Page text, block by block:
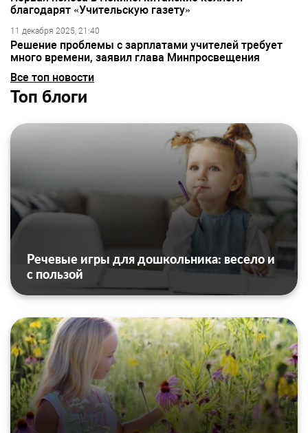
благодарят «Учительскую газету»
11 декабря 2025, 21:40
Решение проблемы с зарплатами учителей требует
много времени, заявил глава Минпросвещения
Все топ новости
Топ блоги
Речевые игры для дошкольника: весело и
с пользой